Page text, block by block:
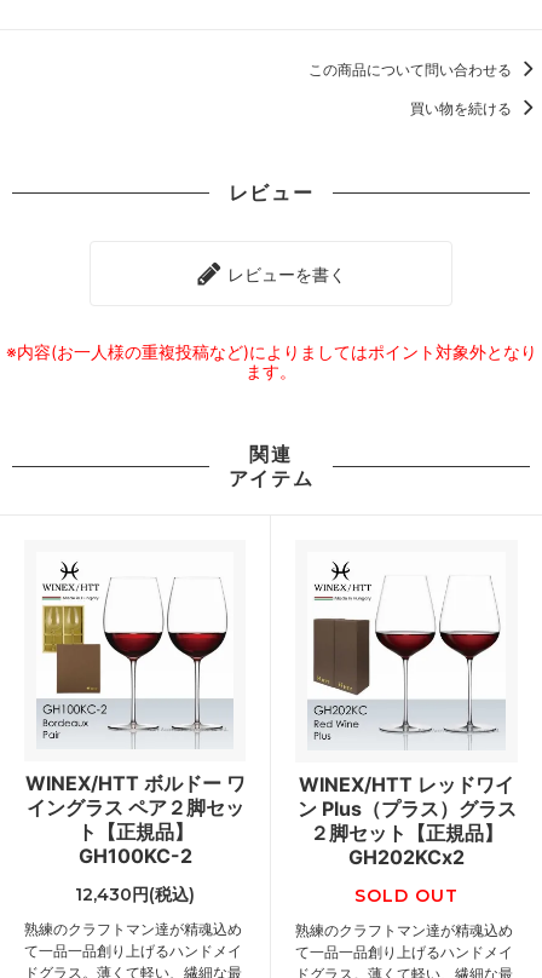
この商品について問い合わせる
買い物を続ける
レビュー
レビューを書く
※内容(お一人様の重複投稿など)によりましてはポイント対象外となり
ます。
関連
アイテム
WINEX/HTT ボルドー ワ
イングラス ペア２脚セッ
ト【正規品】
GH100KC-2
12,430円(税込)
熟練のクラフトマン達が精魂込め
て一品一品創り上げるハンドメイ
ドグラス。薄くて軽い、繊細な最
WINEX/HTT レッドワイ
ン Plus（プラス）グラス
２脚セット【正規品】
GH202KCx2
SOLD OUT
熟練のクラフトマン達が精魂込め
て一品一品創り上げるハンドメイ
ドグラス。薄くて軽い、繊細な最